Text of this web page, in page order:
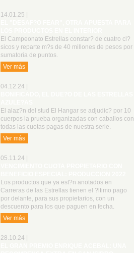
14.01.25 |
El Campeonato Estrellas constar? de cuatro cl?
sicos y reparte m?s de 40 millones de pesos por
sumatoria de puntos.
Ver más
04.12.24 |
El alaz?n del stud El Hangar se adjudic? por 10
cuerpos la prueba organizadas con caballos con
todas las cuotas pagas de nuestra serie.
Ver más
05.11.24 |
Los productos que ya est?n anotados en
Carreras de las Estrellas tienen el ?ltimo pago
por delante, para sus propietarios, con un
descuento para los que paguen en fecha.
Ver más
28.10.24 |